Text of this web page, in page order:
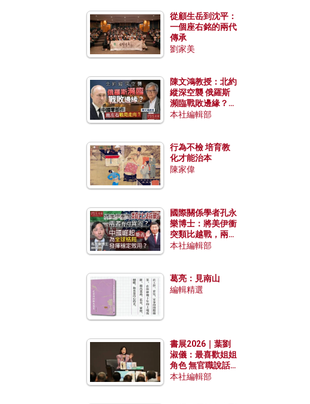
從顧生岳到沈平：
一個座右銘的兩代
傳承
劉家美
陳文鴻教授：北約
縱深空襲 俄羅斯
瀕臨戰敗邊緣？中
國零部件能左右戰
本社編輯部
行為不檢 培育教
化才能治本
陳家偉
國際關係學者孔永
樂博士：將美伊衝
突類比越戰，兩者
有何異同？中國崛
本社編輯部
葛亮：見南山
編輯精選
書展2026｜葉劉
淑儀：最喜歡姐姐
角色 無官職說話
包袱少
本社編輯部